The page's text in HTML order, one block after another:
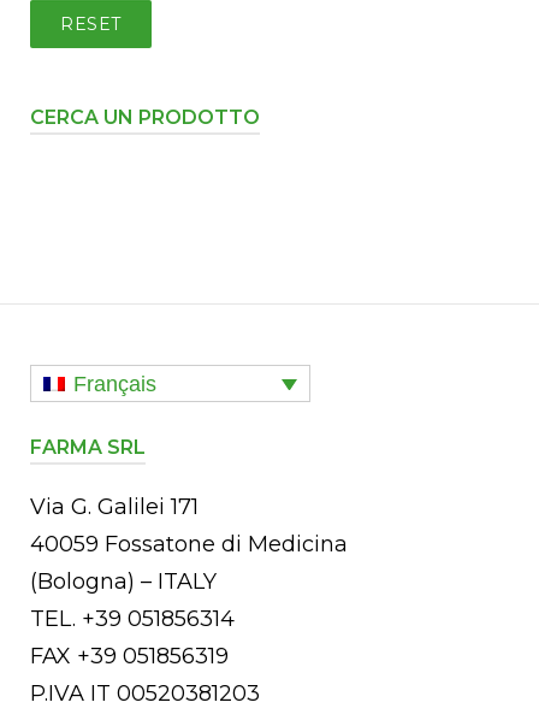
RESET
CERCA UN PRODOTTO
Français
FARMA SRL
Via G. Galilei 171
40059 Fossatone di Medicina
(Bologna) – ITALY
TEL. +39 051856314
FAX +39 051856319
P.IVA IT 00520381203